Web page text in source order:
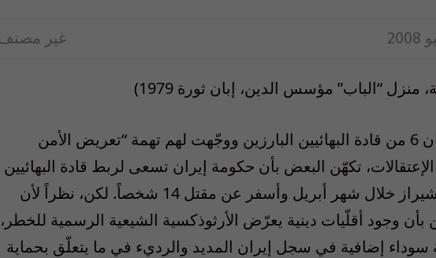
غير
منزل “الباب” مؤسس الدين، إبان ثورة 1979)
في 14 مايو، اعتقلت حكومة إيران 6 من قادة البهائيين البارزين ووجّهت لهم تهمة “تعريض الأمن
تكهّن البعض بأن حكومة إيران تسعى لربط قادة البهائيين
بانفجارٍ وقع في مركز ديني في شيراز خلال شهر أبريل وأسفر عن مقتل 14 شخصاً. لكن، نظراً لأن
وجود أقلّيات دينية يعرّض الأرثوذكسية الشيعية الرسمية للخطر،
سوداء إضافية في سجل إيران المديد والرديء في ما يتعلّق بحماية